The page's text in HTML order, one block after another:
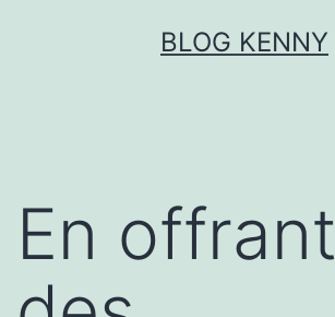
BLOG KENNY
En offrant